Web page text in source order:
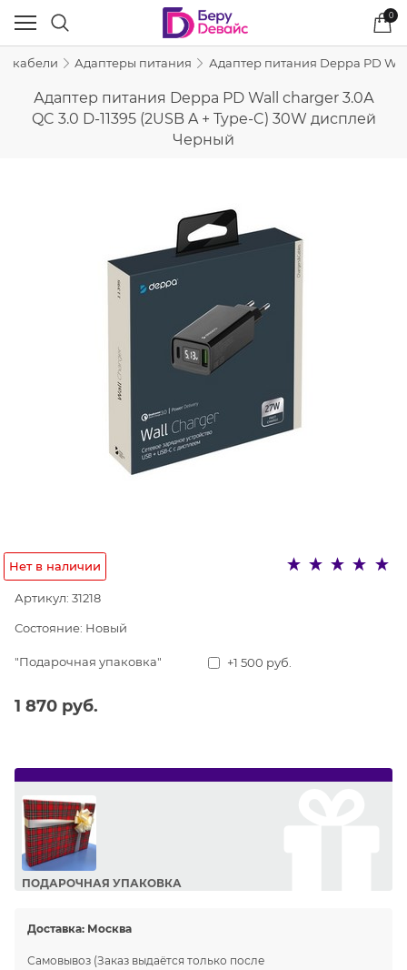
0
кабели Адаптеры питания Адаптер питания Deppa PD
Адаптер питания Deppa PD Wall charger 3.0А
QC 3.0 D-11395 (2USB A + Type-C) 30W дисплей
Черный
Нет в наличии
Артикул: 31218
Состояние: Новый
"Подарочная упаковка" +1 500 руб.
1 870 руб.
ПОДАРОЧНАЯ УПАКОВКА
Доставка: Москва
Самовывоз (Заказ выдаётся только после